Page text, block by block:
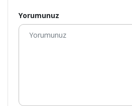
Yorumunuz